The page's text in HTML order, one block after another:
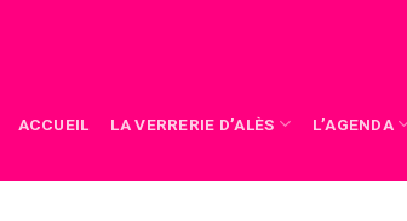
ACCUEIL LA VERRERIE D’ALÈS L’AGENDA